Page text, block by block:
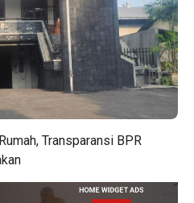
Transparansi BPR